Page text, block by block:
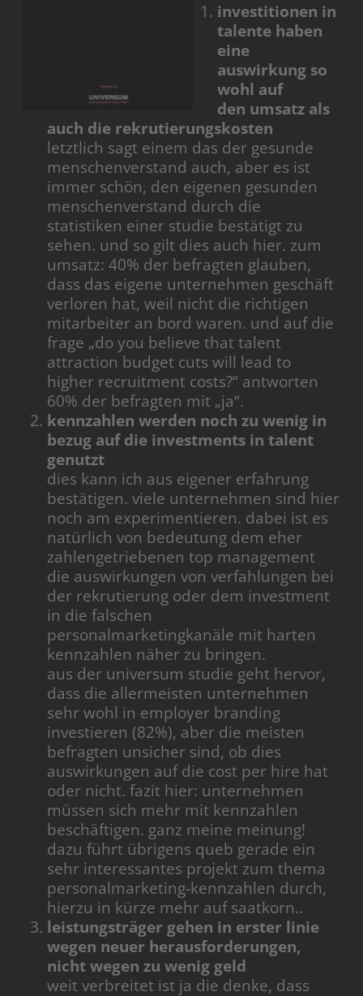
investitionen in
talente haben
eine
auswirkung so
wohl auf
den umsatz als
auch die rekrutierungskosten
letztlich sagt einem das der gesunde
menschenverstand auch, aber es ist
immer schön, den eigenen gesunden
menschenverstand durch die
statistiken einer studie bestätigt zu
sehen. und so gilt dies auch hier. zum
umsatz: 40% der befragten glauben,
dass das eigene unternehmen geschäft
verloren hat, weil nicht die richtigen
mitarbeiter an bord waren. und auf die
frage „do you believe that talent
attraction budget cuts will lead to
higher recruitment costs?“ antworten
60% der befragten mit „ja“.
kennzahlen werden noch zu wenig in
bezug auf die investments in talent
genutzt
dies kann ich aus eigener erfahrung
bestätigen. viele unternehmen sind hier
noch am experimentieren. dabei ist es
natürlich von bedeutung dem eher
zahlengetriebenen top management
die auswirkungen von verfahlungen bei
der rekrutierung oder dem investment
in die falschen
personalmarketingkanäle mit harten
kennzahlen näher zu bringen.
aus der universum studie geht hervor,
dass die allermeisten unternehmen
sehr wohl in employer branding
investieren (82%), aber die meisten
befragten unsicher sind, ob dies
auswirkungen auf die cost per hire hat
oder nicht. fazit hier: unternehmen
müssen sich mehr mit kennzahlen
beschäftigen. ganz meine meinung!
dazu führt übrigens queb gerade ein
sehr interessantes projekt zum thema
personalmarketing-kennzahlen durch,
hierzu in kürze mehr auf saatkorn..
leistungsträger gehen in erster linie
wegen neuer herausforderungen,
nicht wegen zu wenig geld
weit verbreitet ist ja die denke, dass